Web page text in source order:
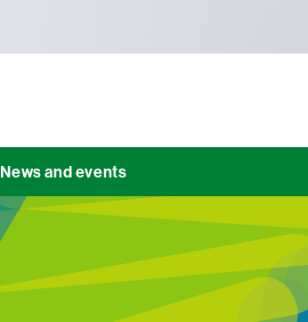
News and events